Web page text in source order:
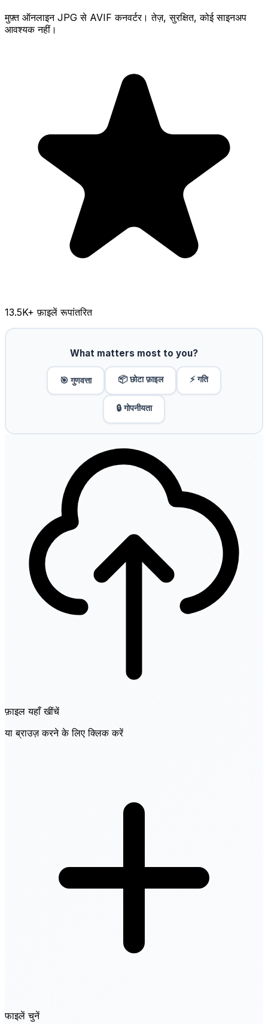
मुफ़्त ऑनलाइन JPG से AVIF कनवर्टर। तेज़, सुरक्षित, कोई साइनअप
आवश्यक नहीं।
13.5K+ फ़ाइलें रूपांतरित
What matters most to you?
🎯 गुणवत्ता 📦 छोटा फ़ाइल ⚡ गति
🔒 गोपनीयता
फ़ाइल यहाँ खींचें
या ब्राउज़ करने के लिए क्लिक करें
फाइलें चुनें